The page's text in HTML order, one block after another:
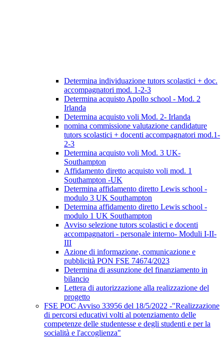
Determina individuazione tutors scolastici + doc.
accompagnatori mod. 1-2-3
Determina acquisto Apollo school - Mod. 2
Irlanda
Determina acquisto voli Mod. 2- Irlanda
nomina commissione valutazione candidature
tutors scolastici + docenti accompagnatori mod.1-
2-3
Determina acquisto voli Mod. 3 UK-
Southampton
Affidamento diretto acquisto voli mod. 1
Southampton -UK
Determina affidamento diretto Lewis school -
modulo 3 UK Southampton
Determina affidamento diretto Lewis school -
modulo 1 UK Southampton
Avviso selezione tutors scolastici e docenti
accompagnatori - personale interno- Moduli I-II-
III
Azione di informazione, comunicazione e
pubblicità PON FSE 74674/2023
Determina di assunzione del finanziamento in
bilancio
Lettera di autorizzazione alla realizzazione del
progetto
FSE POC Avviso 33956 del 18/5/2022 -"Realizzazione
di percorsi educativi volti al potenziamento delle
competenze delle studentesse e degli studenti e per la
socialità e l'accoglienza"